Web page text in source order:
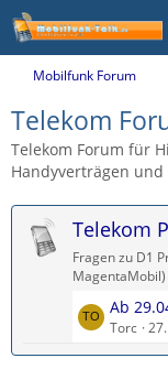
Mobilfunk Forum
Telekom
Telekom Forum für
Handyverträgen
Telekom
Fragen zu D1
MagentaMobil)
L
e
t
Ab
Torc